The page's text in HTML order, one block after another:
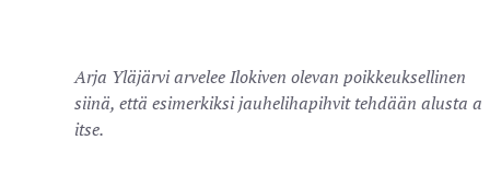
Arja Yläjärvi arvelee Ilokiven olevan poikkeuksellinen
siinä, että esimerkiksi jauhelihapihvit tehdään alusta
itse.